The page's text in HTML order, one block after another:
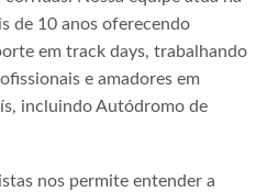
de 10 anos oferecendo
em track days, trabalhando
e amadores em
incluindo Autódromo de
nos permite entender a